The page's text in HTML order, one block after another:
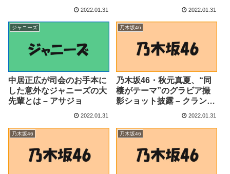
2022.01.31 2022.01.31
ジャニーズ
中居正広が司会のお手本に
した意外なジャニーズの大
先輩とは – アサジョ
2022.01.31
乃木坂46
乃木坂46・秋元真夏、“同
棲がテーマ”のグラビア撮
影ショット披露 – クランク
2022.01.31
乃木坂46 乃木坂46